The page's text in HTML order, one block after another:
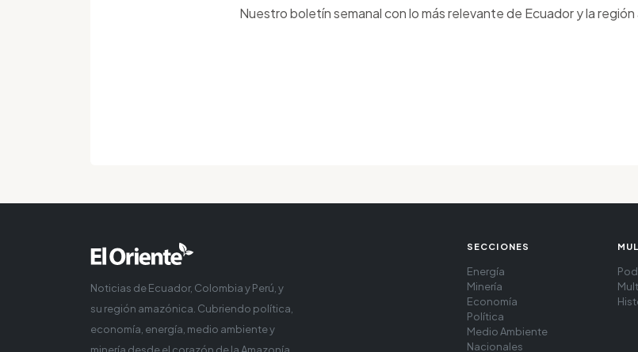
Nuestro boletín semanal con lo más relevante de Ecuador y la
Noticias de Ecuador, Colombia y Perú, y
su región amazónica. Cubriendo política,
economía, energía, medio ambiente y
SECCIONES
Energía
Minería
Economía
Política
Medio Ambiente
Nacionales